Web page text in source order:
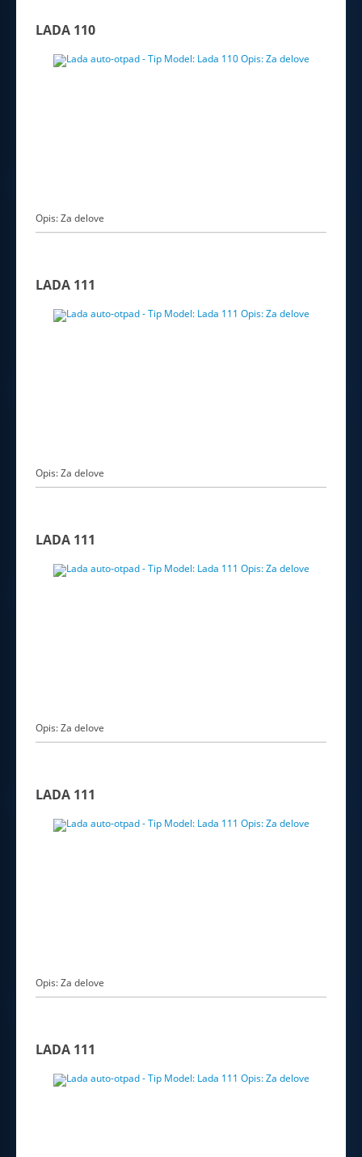
LADA 110
Opis: Za delove
LADA 111
Opis: Za delove
LADA 111
Opis: Za delove
LADA 111
Opis: Za delove
LADA 111